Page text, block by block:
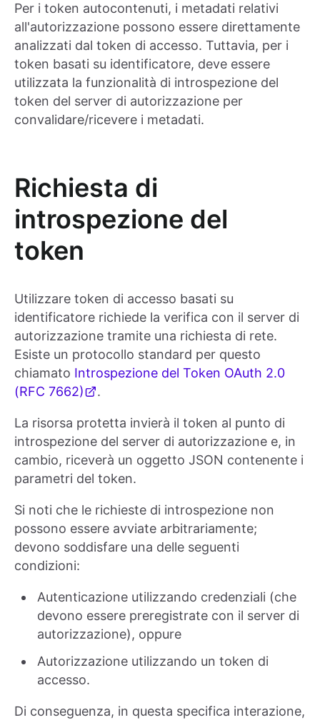
Per i token autocontenuti, i metadati relativi
all'autorizzazione possono essere direttamente
analizzati dal token di accesso. Tuttavia, per i
token basati su identificatore, deve essere
utilizzata la funzionalità di introspezione del
token del server di autorizzazione per
convalidare/ricevere i metadati.
Richiesta di
introspezione del
token
Utilizzare token di accesso basati su
identificatore richiede la verifica con il server di
autorizzazione tramite una richiesta di rete.
Esiste un protocollo standard per questo
chiamato Introspezione del Token OAuth 2.0
(RFC 7662)
.
La risorsa protetta invierà il token al punto di
introspezione del server di autorizzazione e, in
cambio, riceverà un oggetto JSON contenente i
parametri del token.
Si noti che le richieste di introspezione non
possono essere avviate arbitrariamente;
devono soddisfare una delle seguenti
condizioni:
Autenticazione utilizzando credenziali (che
devono essere preregistrate con il server di
autorizzazione), oppure
Autorizzazione utilizzando un token di
accesso.
Di conseguenza, in questa specifica interazione,